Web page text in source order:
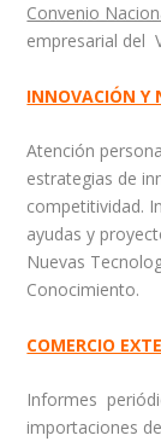
Convenio
empresarial del
INNOVACIÓN Y
Atención
estrategias de
competitividad.
ayudas y
Nuevas
Conocimiento.
COMERCIO
Informes
importaciones